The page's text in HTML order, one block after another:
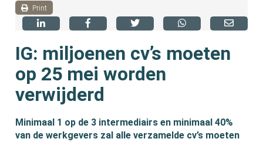
Print
IG: miljoenen cv’s moeten
op 25 mei worden
verwijderd
Minimaal 1 op de 3 intermediairs en minimaal 40%
van de werkgevers zal alle verzamelde cv’s moeten